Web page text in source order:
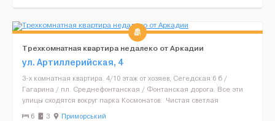
Трехкомнатная квартира недалеко от Аркадии
ул. Артиллерийская, 4
3-х комнатная квартира. 4/10 этаж от хозяев, Сегедская 6 б /
Гагарина / пл. Среднефонтанская / Фонтанская дорога. Все эти
улицы сходятся вокруг парка Космонатов. Чистая светлая
квартира. В квартире: мебель, бытовая тех...
6 3 Приморський